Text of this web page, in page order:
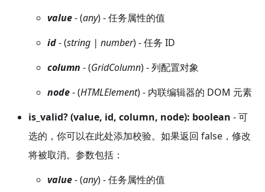
value- (any) - 任务属性的值
id- (string | number) - 任务 ID
column - (GridColumn) - 列配置对象
node- (HTMLElement) - 内联编辑器的 DOM 元素
is_valid? (value, id, column, node): boolean - 可
选的，你可以在此处添加校验。如果返回 false，修改
将被取消。参数包括：
value- (any) - 任务属性的值